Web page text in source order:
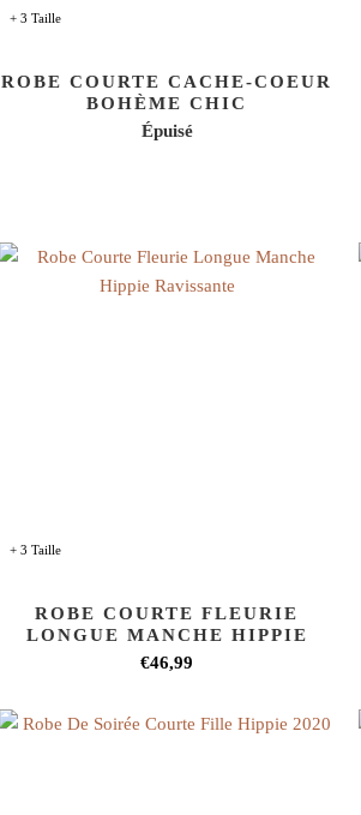
+ 3 Taille
ROBE COURTE CACHE-COEUR
BOHÈME CHIC
Épuisé
+ 3 Taille
ROBE COURTE FLEURIE
LONGUE MANCHE HIPPIE
€46,99